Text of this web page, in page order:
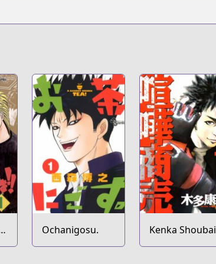
Ochanigosu. Kenka Shoubai